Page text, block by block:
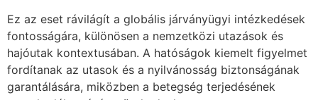
Ez az eset rávilágít a globális járványügyi intézkedések
fontosságára, különösen a nemzetközi utazások és
hajóutak kontextusában. A hatóságok kiemelt figyelmet
fordítanak az utasok és a nyilvánosság biztonságának
garantálására, miközben a betegség terjedésének